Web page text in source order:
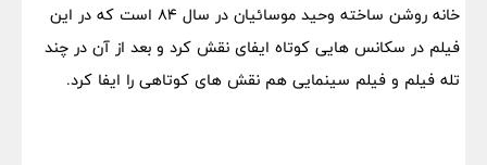
خانه روشن ساخته وحید موسائیان در سال 84 است که در این
فیلم در سکانس هایی کوتاه ایفای نقش کرد و بعد از آن در چند
تله فیلم و فیلم سینمایی هم نقش های کوتاهی را ایفا کرد.